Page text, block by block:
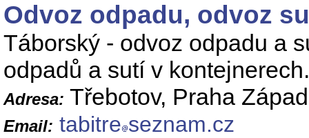
Odvoz odpadu, odvoz
Táborský - odvoz odpadu a
odpadů a sutí v
Adresa: Třebotov, Praha Západ
Email: tabitre seznam.cz